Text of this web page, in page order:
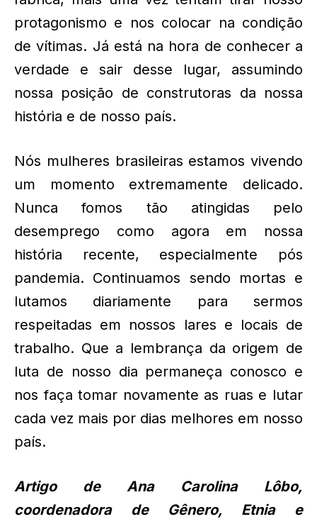
protagonismo e nos colocar na condição
de vítimas. Já está na hora de conhecer a
verdade e sair desse lugar, assumindo
nossa posição de construtoras da nossa
história e de nosso país.
Nós mulheres brasileiras estamos vivendo
um momento extremamente delicado.
Nunca fomos tão atingidas pelo
desemprego como agora em nossa
história recente, especialmente pós
pandemia. Continuamos sendo mortas e
lutamos diariamente para sermos
respeitadas em nossos lares e locais de
trabalho. Que a lembrança da origem de
luta de nosso dia permaneça conosco e
nos faça tomar novamente as ruas e lutar
cada vez mais por dias melhores em nosso
país.
Artigo de Ana Carolina Lôbo,
coordenadora de Gênero, Etnia e